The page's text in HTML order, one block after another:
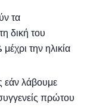
τα
δική του
μέχρι την ηλικία
εάν λάβουμε
πρώτου